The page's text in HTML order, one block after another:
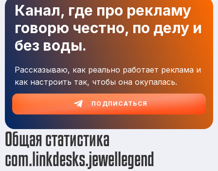
Канал, где про рекламу
говорю честно, по делу и
без воды.
Рассказываю, как реально работает реклама и
как настроить так, чтобы она окупалась.
ПОДПИСАТЬСЯ
Общая статистика
com.linkdesks.jewellegend